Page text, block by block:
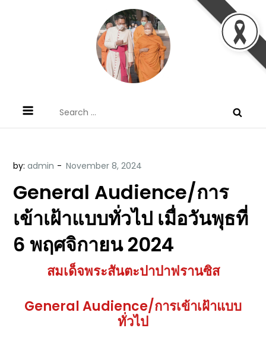
ประทานพระพรแก่พวกท่านท้งหลายเทอญ
for:
by:admin
General Audience/การ
เข้าเฝ้าแบบทั่วไป เมื่อวันพุธที่
6 พฤศจิกายน 2024
สมเด็จพระสันตะปาปาฟรานซิส
General Audience/การเข้าเฝ้าแบบ
ทั่วไป